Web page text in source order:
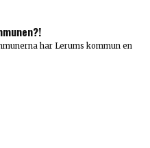
har Lerums kommun en